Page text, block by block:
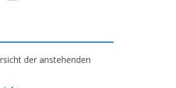
der anstehenden